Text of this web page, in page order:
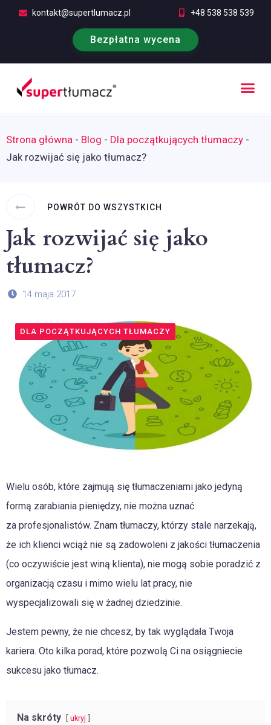
kontakt@supertlumacz.pl +48 538 538 539
Bezpłatna wycena
Strona główna - Blog - Dla początkujących tłumaczy -
Jak rozwijać się jako tłumacz?
POWRÓT DO WSZYSTKICH
Jak rozwijać się jako
tłumacz?
14 maja 2017
DLA POCZĄTKUJĄCYCH TŁUMACZY
Wielu osób, które zajmują się tłumaczeniami jako jedyną
formą zarabiania pieniędzy, nie można uznać
za profesjonalistów. Znam tłumaczy, którzy stale narzekają,
że ich klienci wciąż nie są zadowoleni z jakości tłumaczenia
(co oczywiście jest winą klienta), nie mogą sobie poradzić z
organizacją czasu i mimo wielu lat pracy, nie
wyspecjalizowali się w żadnej dziedzinie.
Jestem pewny, że nie chcesz, by tak wyglądała Twoja
kariera. Oto kilka porad, które pozwolą Ci na osiągniecie
sukcesu jako tłumacz.
Na skróty ukryj